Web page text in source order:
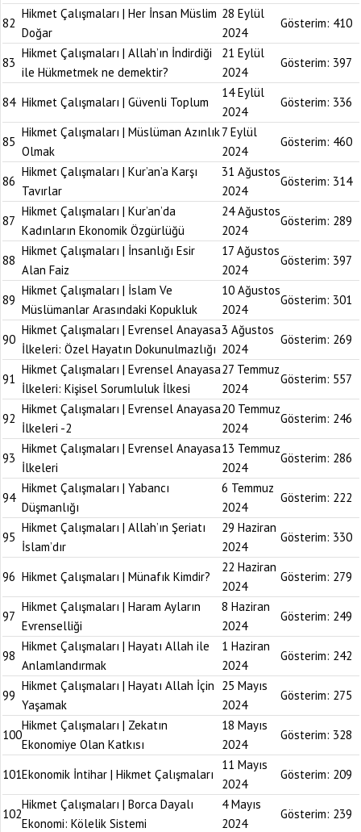
82
Hikmet Çalışmaları | Her İnsan Müslim
Doğar
28 Eylül
2024
Gösterim: 410
83
Hikmet Çalışmaları | Allah’ın İndirdiği
ile Hükmetmek ne demektir?
21 Eylül
2024
Gösterim: 397
84 Hikmet Çalışmaları | Güvenli Toplum
14 Eylül
2024
Gösterim: 336
85
Hikmet Çalışmaları | Müslüman Azınlık
Olmak
7 Eylül
2024
Gösterim: 460
86
Hikmet Çalışmaları | Kur’an’a Karşı
Tavırlar
31 Ağustos
2024
Gösterim: 314
87
Hikmet Çalışmaları | Kur’an’da
Kadınların Ekonomik Özgürlüğü
24 Ağustos
2024
Gösterim: 289
88
Hikmet Çalışmaları | İnsanlığı Esir
Alan Faiz
17 Ağustos
2024
Gösterim: 397
89
Hikmet Çalışmaları | İslam Ve
Müslümanlar Arasındaki Kopukluk
10 Ağustos
2024
Gösterim: 301
90
Hikmet Çalışmaları | Evrensel Anayasa
İlkeleri: Özel Hayatın Dokunulmazlığı
3 Ağustos
2024
Gösterim: 269
91
Hikmet Çalışmaları | Evrensel Anayasa
İlkeleri: Kişisel Sorumluluk İlkesi
27 Temmuz
2024
Gösterim: 557
92
Hikmet Çalışmaları | Evrensel Anayasa
İlkeleri -2
20 Temmuz
2024
Gösterim: 246
93
Hikmet Çalışmaları | Evrensel Anayasa
İlkeleri
13 Temmuz
2024
Gösterim: 286
94
Hikmet Çalışmaları | Yabancı
Düşmanlığı
6 Temmuz
2024
Gösterim: 222
95
Hikmet Çalışmaları | Allah’ın Şeriatı
İslam’dır
29 Haziran
2024
Gösterim: 330
96 Hikmet Çalışmaları | Münafık Kimdir?
22 Haziran
2024
Gösterim: 279
97
Hikmet Çalışmaları | Haram Ayların
Evrenselliği
8 Haziran
2024
Gösterim: 249
98
Hikmet Çalışmaları | Hayatı Allah ile
Anlamlandırmak
1 Haziran
2024
Gösterim: 242
99
Hikmet Çalışmaları | Hayatı Allah İçin
Yaşamak
25 Mayıs
2024
Gösterim: 275
100
Hikmet Çalışmaları | Zekatın
Ekonomiye Olan Katkısı
18 Mayıs
2024
Gösterim: 328
101Ekonomik İntihar | Hikmet Çalışmaları
11 Mayıs
2024
Gösterim: 209
102
Hikmet Çalışmaları | Borca Dayalı
Ekonomi: Kölelik Sistemi
4 Mayıs
2024
Gösterim: 239